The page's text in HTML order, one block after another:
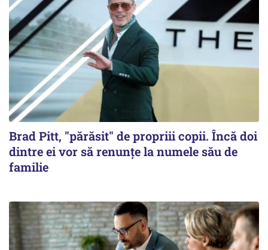
Brad Pitt, "părăsit" de propriii copii. Încă doi
dintre ei vor să renunțe la numele său de
familie